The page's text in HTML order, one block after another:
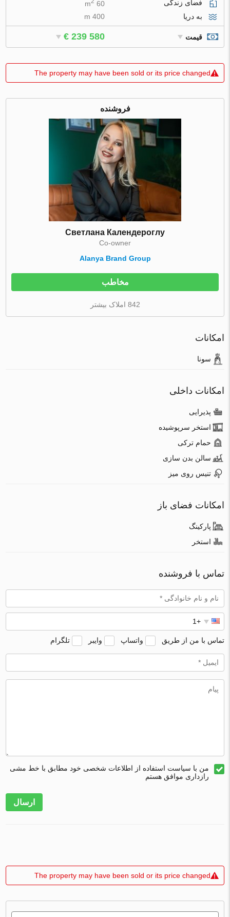
فضای زندگی
60 m
به دریا 400 m
قیمت € 239 580
The property may have been sold or its price changed
فروشنده
Светлана Календероглу
Co-owner
Alanya Brand Group
مخاطب
842 املاک بیشتر
امکانات
سونا
امکانات داخلی
پذیرایی
استخر سرپوشیده
حمام ترکی
سالن بدن سازی
تنیس روی میز
امکانات فضای باز
پارکینگ
استخر
تماس با فروشنده
تماس با من از طریق واتساپ وایبر تلگرام
من با سیاست استفاده از اطلاعات شخصی خود مطابق با خط مشی
رازداری موافق هستم
ارسال
The property may have been sold or its price changed